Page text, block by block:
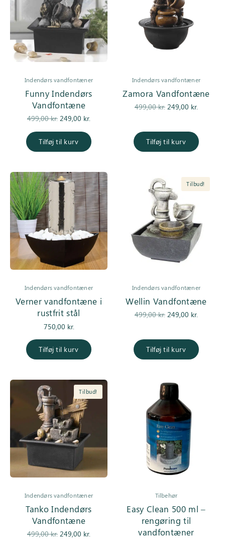
Indendørs vandfontæner
Funny Indendørs
Vandfontæne
499,00kr.
Den
pris var:
499,00 kr..
249,00 kr.
Tilføj til kurv
Indendørs vandfontæner
Zamora Vandfontæne
499,00kr.
Den
499,00 kr..
249,00 kr.
249,00
Tilføj til kurv
Indendørs vandfontæner
Verner vandfontæne i
rustfrit stål
750,00 kr.
Tilføj til kurv
Tilbud!
Indendørs vandfontæner
Wellin Vandfontæne
499,00kr.
Den
499,00 kr..
249,00 kr.
249,00
Tilføj til kurv
Tilbud!
Indendørs vandfontæner
Tanko Indendørs
Vandfontæne
499,00kr.
Den
249,00 kr.
Tilbehør
Easy Clean 500 ml –
rengøring til
vandfontæner